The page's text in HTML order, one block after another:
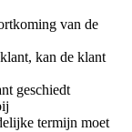
van de
kan de klant
geschiedt
termijn moet